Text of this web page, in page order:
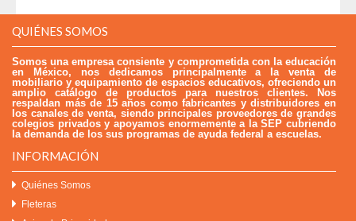
QUIÉNES SOMOS
Somos una empresa consiente y comprometida con la educación
en México, nos dedicamos principalmente a la venta de
mobiliario y equipamiento de espacios educativos, ofreciendo un
amplio catálogo de productos para nuestros clientes. Nos
respaldan más de 15 años como fabricantes y distribuidores en
los canales de venta, siendo principales proveedores de grandes
colegios privados y apoyamos enormemente a la SEP cubriendo
la demanda de los sus programas de ayuda federal a escuelas.
INFORMACIÓN
Quiénes Somos
Fleteras